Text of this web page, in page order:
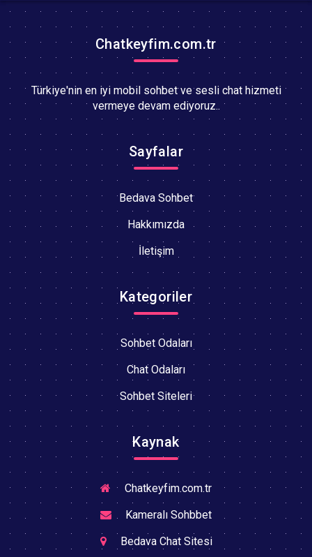
Chatkeyfim.com.tr
Türkiye'nin en iyi mobil sohbet ve sesli chat hizmeti
vermeye devam ediyoruz..
Sayfalar
Bedava Sohbet
Hakkımızda
İletişim
Kategoriler
Sohbet Odaları
Chat Odaları
Sohbet Siteleri
Kaynak
Chatkeyfim.com.tr
Kameralı Sohbbet
Bedava Chat Sitesi